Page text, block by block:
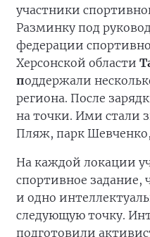
участники
Разминку под
федерации
Херсонской области
поддержали
региона. После
на точки. Ими стали
Пляж, парк
На каждой локации
спортивное задание,
и одно
следующую точку.
подготовили